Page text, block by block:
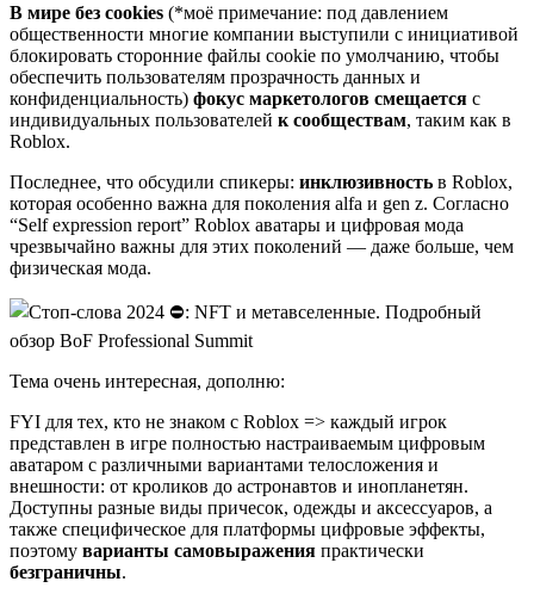
В мире без cookies (*моё примечание: под давлением
общественности многие компании выступили с инициативой
блокировать сторонние файлы cookie по умолчанию, чтобы
обеспечить пользователям прозрачность данных и
конфиденциальность) фокус маркетологов смещается с
индивидуальных пользователей к сообществам, таким как в
Roblox.
Последнее, что обсудили спикеры: инклюзивность в Roblox,
которая особенно важна для поколения alfa и gen z. Согласно
“Self expression report” Roblox аватары и цифровая мода
чрезвычайно важны для этих поколений — даже больше, чем
физическая мода.
Тема очень интересная, дополню:
FYI для тех, кто не знаком с Roblox => каждый игрок
представлен в игре полностью настраиваемым цифровым
аватаром с различными вариантами телосложения и
внешности: от кроликов до астронавтов и инопланетян.
Доступны разные виды причесок, одежды и аксессуаров, а
также специфическое для платформы цифровые эффекты,
поэтому варианты самовыражения практически
безграничны.